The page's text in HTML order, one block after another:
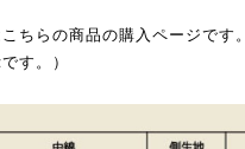
ちらの商品の購入ページです。
す。）